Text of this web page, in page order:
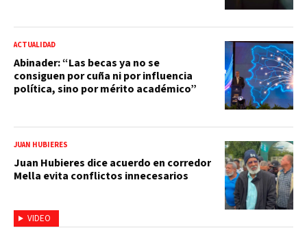
ACTUALIDAD
Abinader: “Las becas ya no se
consiguen por cuña ni por influencia
política, sino por mérito académico”
VIDEO
JUAN HUBIERES
Juan Hubieres dice acuerdo en corredor
Mella evita conflictos innecesarios